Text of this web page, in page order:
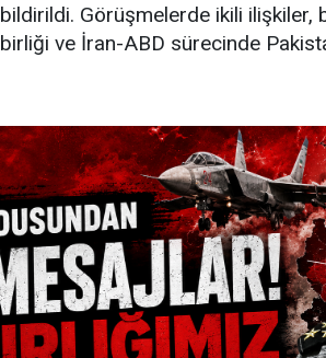
bildirildi. Görüşmelerde ikili ilişkiler,
birliği ve İran-ABD sürecinde